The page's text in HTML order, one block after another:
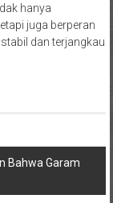
hanya
juga berperan
dan terjangkau
Bahwa Garam